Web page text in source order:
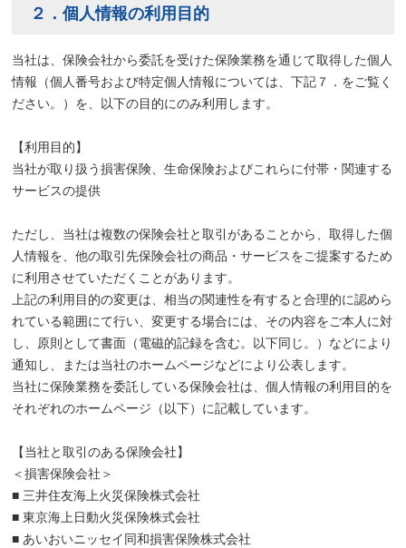
２．個人情報の利用目的
当社は、保険会社から委託を受けた保険業務を通じて取得した個人
情報（個人番号および特定個人情報については、下記７．をご覧く
ださい。）を、以下の目的にのみ利用します。
【利用目的】
当社が取り扱う損害保険、生命保険およびこれらに付帯・関連する
サービスの提供
ただし、当社は複数の保険会社と取引があることから、取得した個
人情報を、他の取引先保険会社の商品・サービスをご提案するため
に利用させていただくことがあります。
上記の利用目的の変更は、相当の関連性を有すると合理的に認めら
れている範囲にて行い、変更する場合には、その内容をご本人に対
し、原則として書面（電磁的記録を含む。以下同じ。）などにより
通知し、または当社のホームページなどにより公表します。
当社に保険業務を委託している保険会社は、個人情報の利用目的を
それぞれのホームページ（以下）に記載しています。
【当社と取引のある保険会社】
＜損害保険会社＞
■三井住友海上火災保険株式会社
■東京海上日動火災保険株式会社
■あいおいニッセイ同和損害保険株式会社